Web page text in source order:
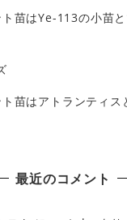
苗はYe-113の小苗
苗はアトランティス
最近のコメント